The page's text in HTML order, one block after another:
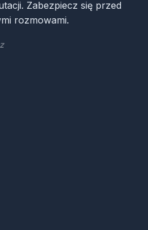
Zabezpiecz się przed
rozmowami.